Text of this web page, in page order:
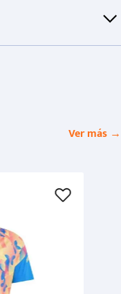
Ver más →